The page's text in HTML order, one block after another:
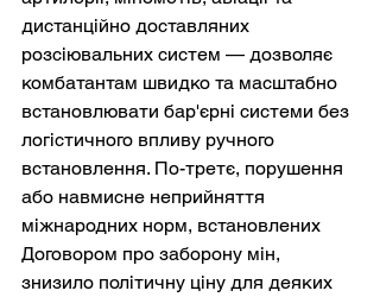
дистанційно доставляних
розсіювальних систем — дозволяє
комбатантам швидко та масштабно
встановлювати бар'єрні системи без
логістичного впливу ручного
встановлення. По-третє, порушення
або навмисне неприйняття
міжнародних норм, встановлених
Договором про заборону мін,
знизило політичну ціну для деяких